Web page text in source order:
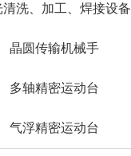
清洗、加工、焊接设备
晶圆传输机械手
多轴精密运动台
气浮精密运动台